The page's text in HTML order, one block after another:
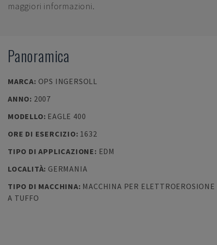
maggiori informazioni.
Panoramica
MARCA: OPS INGERSOLL
ANNO: 2007
MODELLO: EAGLE 400
ORE DI ESERCIZIO: 1632
TIPO DI APPLICAZIONE: EDM
LOCALITÀ: GERMANIA
TIPO DI MACCHINA: MACCHINA PER ELETTROEROSIONE
A TUFFO